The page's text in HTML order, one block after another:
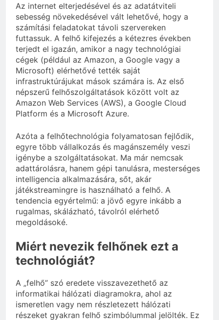
Az internet elterjedésével és az adatátviteli
sebesség növekedésével vált lehetővé, hogy a
számítási feladatokat távoli szervereken
futtassuk. A felhő kifejezés a kétezres években
terjedt el igazán, amikor a nagy technológiai
cégek (például az Amazon, a Google vagy a
Microsoft) elérhetővé tették saját
infrastruktúrájukat mások számára is. Az első
népszerű felhőszolgáltatások között volt az
Amazon Web Services (AWS), a Google Cloud
Platform és a Microsoft Azure.
Azóta a felhőtechnológia folyamatosan fejlődik,
egyre több vállalkozás és magánszemély veszi
igénybe a szolgáltatásokat. Ma már nemcsak
adattárolásra, hanem gépi tanulásra, mesterséges
intelligencia alkalmazására, sőt, akár
játékstreamingre is használható a felhő. A
tendencia egyértelmű: a jövő egyre inkább a
rugalmas, skálázható, távolról elérhető
megoldásoké.
Miért nevezik felhőnek ezt a
technológiát?
A „felhő” szó eredete visszavezethető az
informatikai hálózati diagramokra, ahol az
ismeretlen vagy nem részletezett hálózati
részeket gyakran felhő szimbólummal jelölték. Ez